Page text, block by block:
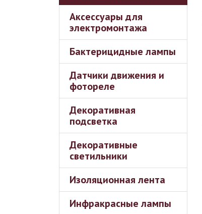
Аксессуары для
электромонтажа
Бактерицидные лампы
Датчики движения и
фотореле
Декоративная
подсветка
Декоративные
светильники
Изоляционная лента
Инфракрасные лампы